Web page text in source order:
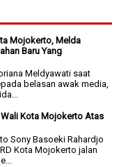
Mojokerto, Melda
Baru Yang
Meldyawati saat
belasan awak media,
Kota Mojokerto Atas
Sony Basoeki Rahardjo
Kota Mojokerto jalan